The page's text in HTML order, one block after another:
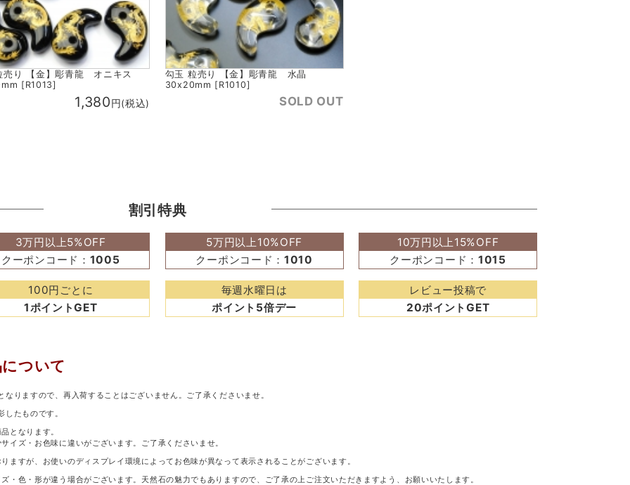
売り 【金】彫青龍 オニキス
[R1013]
1,380円(税込)
勾玉 粒売り 【金】彫青龍 水晶
30x20mm [R1010]
SOLD OUT
割引特典
3万円以上5%OFF
クーポンコード： 1005
5万円以上10%OFF
クーポンコード：1010
10万円以上15%OFF
クーポンコード： 1015
100円ごとに
1ポイントGET
毎週水曜日は
ポイント5倍デー
レビュー投稿で
20ポイントGET
ついて
りますので、再入荷することはございません。ご了承くださいませ。
たものです。
となります。
イズ・お色味に違いがございます。ご了承くださいませ。
ますが、お使いのディスプレイ環境によってお色味が異なって表示されることがございます。
・色・形が違う場合がございます。天然石の魅力でもありますので、ご了承の上ご注文いただきますよう、お願いいたします。